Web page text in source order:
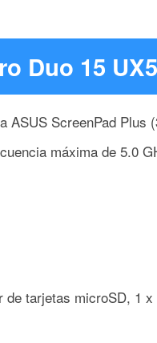
Duo 15
ASUS ScreenPad Plus
máxima de 5.0
tarjetas microSD, 1